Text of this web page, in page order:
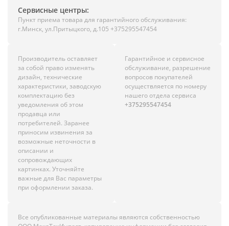
Сервисные центры:
Пункт приема товара для гарантийного обслуживания:
г.Минск, ул.Притыцкого, д.105 +375295547454
Производитель оставляет
за собой право изменять
дизайн, технические
характеристики, заводскую
комплектацию без
уведомления об этом
продавца или
потребителей. Заранее
приносим извинения за
возможные неточности в
описании и
сопровождающих
картинках. Уточняйте
важные для Вас параметры
при оформлении заказа.
Гарантийное и сервисное
обслуживание, разрешение
вопросов покупателей
осуществляется по номеру
нашего отдела сервиса
+375295547454
Все опубликованные материалы являются собственностью